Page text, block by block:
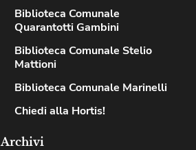
Biblioteca Comunale
Quarantotti Gambini
Biblioteca Comunale Stelio
Mattioni
Biblioteca Comunale Marinelli
Chiedi alla Hortis!
Archivi